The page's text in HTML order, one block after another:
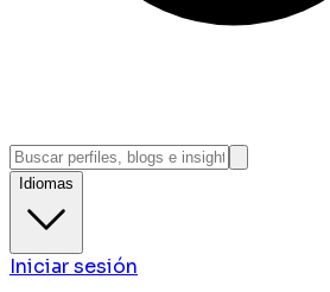
Idiomas
Iniciar sesión